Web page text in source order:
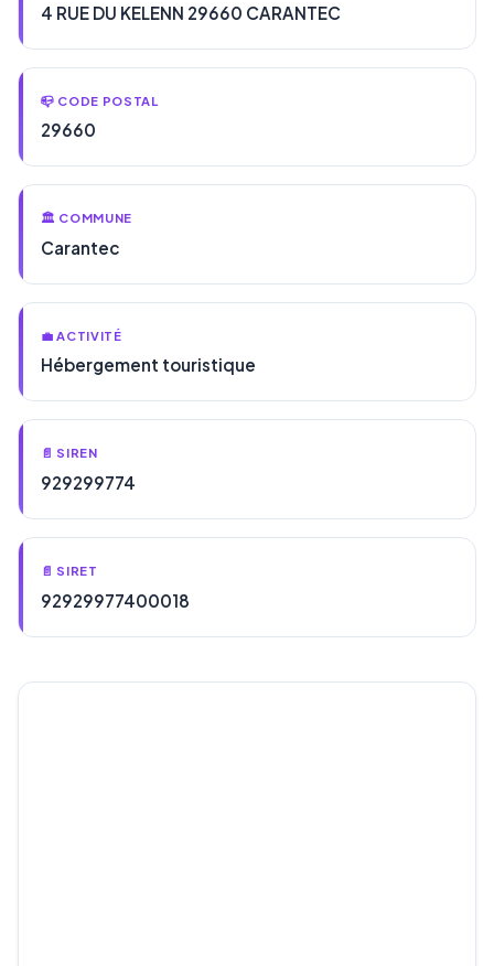
4 RUE DU KELENN 29660 CARANTEC
📪 CODE POSTAL
29660
🏛️ COMMUNE
Carantec
💼 ACTIVITÉ
Hébergement touristique
📄 SIREN
929299774
📄 SIRET
92929977400018